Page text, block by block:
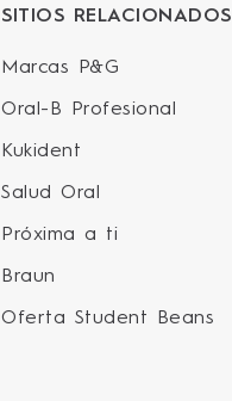
SITIOS RELACIONADOS
Marcas P&G
Oral-B Profesional
Kukident
Salud Oral
Próxima a ti
Braun
Oferta Student Beans